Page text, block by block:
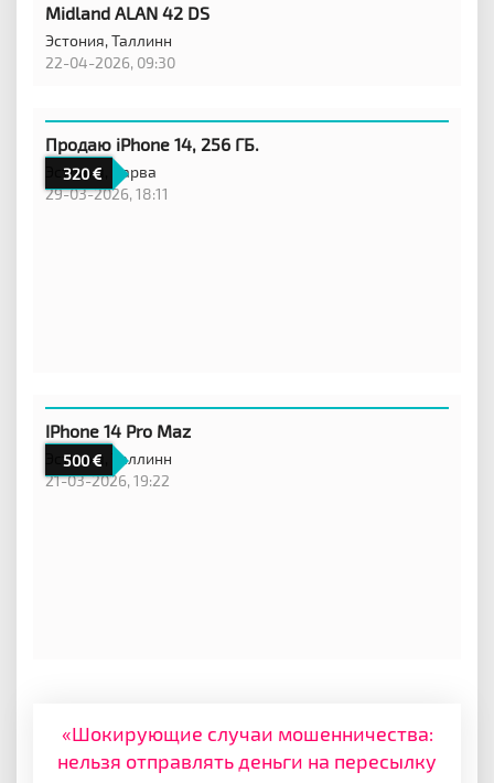
Midland ALAN 42 DS
Эстония,Таллинн
22-04-2026, 09:30
320
Продаю iPhone 14, 256 ГБ.
Эстония,
Нарва
29-03-2026, 18:11
500
IPhone 14 Pro Maz
Эстония,
Таллинн
21-03-2026, 19:22
«Шокирующие случаи мошенничества:
нельзя отправлять деньги на пересылку